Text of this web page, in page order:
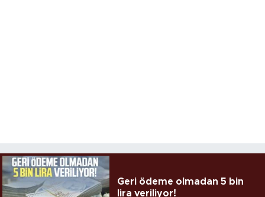
Geri ödeme olmadan 5 bin
lira veriliyor!